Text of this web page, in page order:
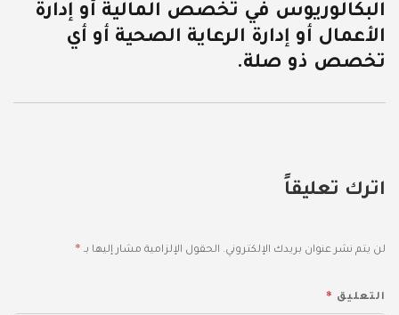
البكالوريوس في تخصص المالية أو إدارة
الأعمال أو إدارة الرعاية الصحية أو أي
تخصص ذو صلة.
اترك تعليقاً
لن يتم نشر عنوان بريدك الإلكتروني. الحقول الإلزامية مشار إليها بـ *
التعليق *